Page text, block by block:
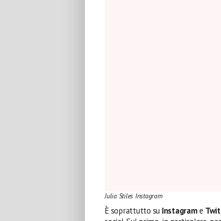
Julia Stiles Instagram
È soprattutto su Instagrame